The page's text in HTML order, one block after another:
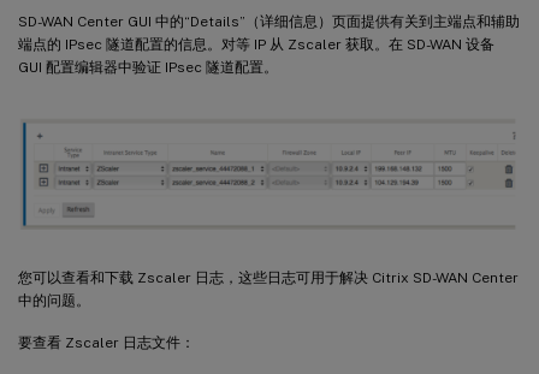
SD-WAN Center GUI 中的“Details”（详细信息）页面提供有关到主端点和辅助
端点的 IPsec 隧道配置的信息。对等 IP 从 Zscaler 获取。在 SD-WAN 设备
GUI 配置编辑器中验证 IPsec 隧道配置。
您可以查看和下载 Zscaler 日志，这些日志可用于解决 Citrix SD-WAN Center
中的问题。
要查看 Zscaler 日志文件：